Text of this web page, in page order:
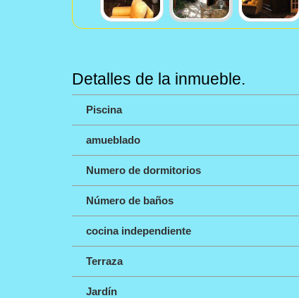
Detalles de la inmueble.
Piscina
amueblado
Numero de dormitorios
Número de baños
cocina independiente
Terraza
Jardín